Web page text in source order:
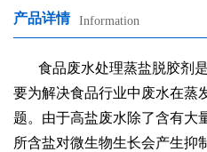
产品详情 Information
食品废水处理蒸盐脱胶剂是
要为解决食品行业中废水在蒸
题。由于高盐废水除了含有大
所含盐对微生物生长会产生抑